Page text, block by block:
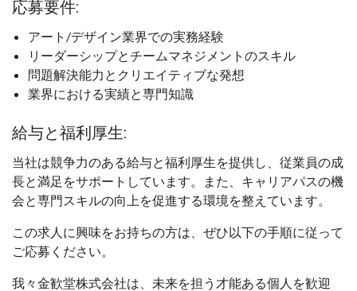
応募要件:
アート/デザイン業界での実務経験
リーダーシップとチームマネジメントのスキル
問題解決能力とクリエイティブな発想
業界における実績と専門知識
給与と福利厚生:
当社は競争力のある給与と福利厚生を提供し、従業員の成
長と満足をサポートしています。また、キャリアパスの機
会と専門スキルの向上を促進する環境を整えています。
この求人に興味をお持ちの方は、ぜひ以下の手順に従って
ご応募ください。
我々金歓堂株式会社は、未来を担う才能ある個人を歓迎